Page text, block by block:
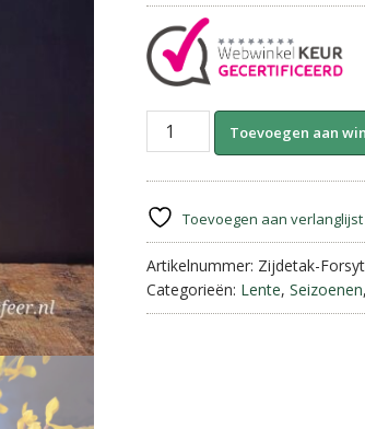
Grote
cm
||
Geel
aantal
Toevoegen aan
Toevoegen aan verlanglijst
Artikelnummer: Zijdetak-
Categorieën: Lente, Seizoenen,